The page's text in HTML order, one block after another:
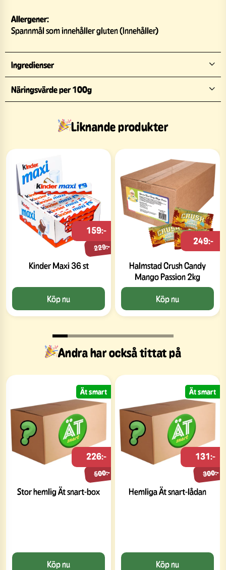
Allergener:
Spannmål som innehåller gluten (Innehåller)
Ingredienser
Näringsvärde per 100g
Liknande produkter
Kinder Maxi 36 st
229:-
159:-
Köp nu
Halmstad Crush Candy
Mango Passion 2kg
249:-
Köp nu
Andra har också tittat på
Stor hemlig Ät snart-box
500:-
226:-
Köp nu
Ät smart
Hemliga Ät snart-lådan
300:-
131:-
Köp nu
Ät smart